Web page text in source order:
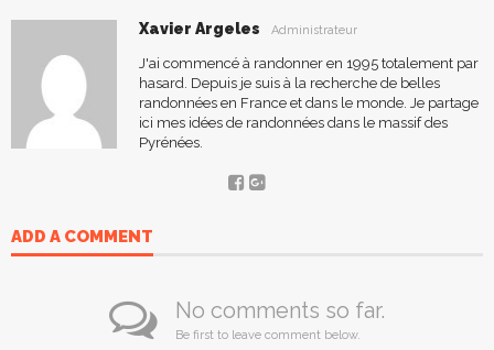
Xavier Argeles Administrateur
J'ai commencé à randonner en 1995 totalement par
hasard. Depuis je suis à la recherche de belles
randonnées en France et dans le monde. Je partage
ici mes idées de randonnées dans le massif des
Pyrénées.
ADD A COMMENT
No comments so far.
Be first to leave comment below.